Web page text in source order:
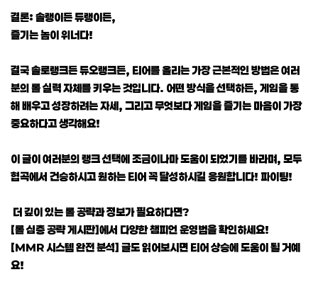
결론: 솔랭이든 듀랭이든,
즐기는 놈이 위너다!
결국 솔로랭크든 듀오랭크든, 티어를 올리는 가장 근본적인 방법은 여러
분의 롤 실력 자체를 키우는 것입니다. 어떤 방식을 선택하든, 게임을 통
해 배우고 성장하려는 자세, 그리고 무엇보다 게임을 즐기는 마음이 가장
중요하다고 생각해요!
이 글이 여러분의 랭크 선택에 조금이나마 도움이 되었기를 바라며, 모두
협곡에서 건승하시고 원하는 티어 꼭 달성하시길 응원합니다! 파이팅!
더 깊이 있는 롤 공략과 정보가 필요하다면?
[롤 심층 공략 게시판]에서 다양한 챔피언 운영법을 확인하세요!
[MMR 시스템 완전 분석] 글도 읽어보시면 티어 상승에 도움이 될 거예
요!